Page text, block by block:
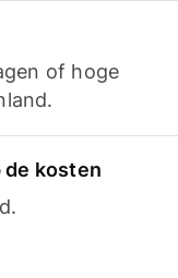
of hoge
de kosten